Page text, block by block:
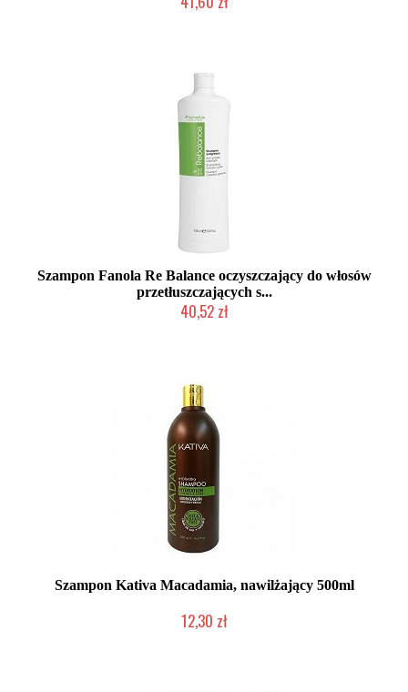
Szampon Fanola Re Balance oczyszczający do włosów
przetłuszczających s...
40,52 zł
Szampon Kativa Macadamia, nawilżający 500ml
12,30 zł